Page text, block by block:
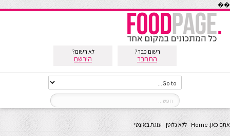
��
רשום כבר?
התחבר
לא רשום?
הירשם
אתם כאן: Home
-ללא גלוטן- עוגת באונטי